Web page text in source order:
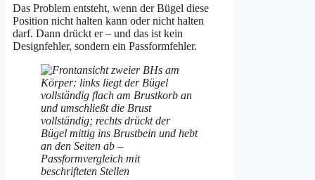
Das Problem entsteht, wenn der Bügel diese
Position nicht halten kann oder nicht halten
darf. Dann drückt er – und das ist kein
Designfehler, sondern ein Passformfehler.